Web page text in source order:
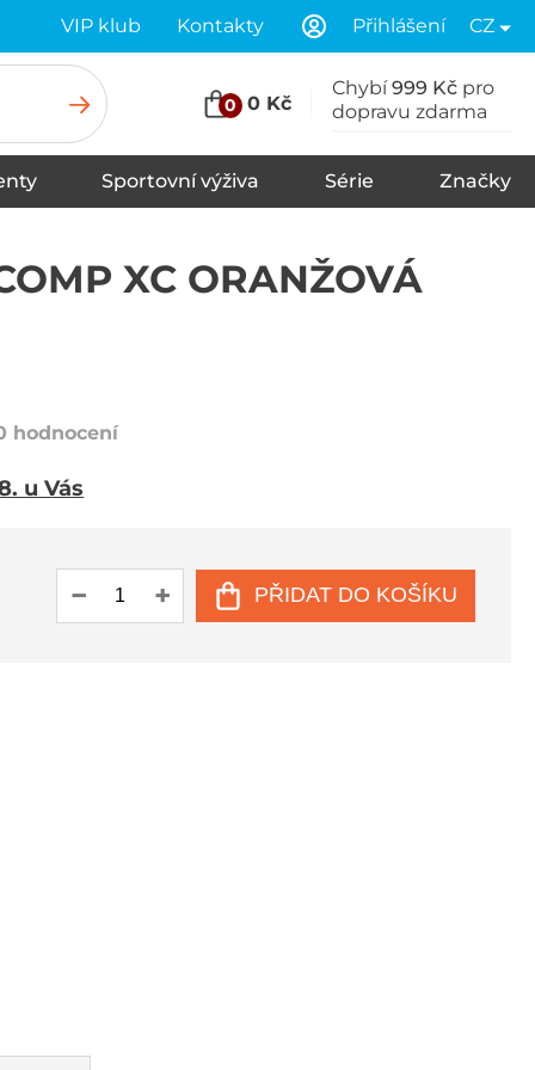
VIP klub Kontakty Přihlášení CZ
0 0 Kč
Chybí999 Kč pro
dopravu zdarma
Sportovní výživa Série Značky
XC ORANŽOVÁ
hodnocení
u Vás
PŘIDAT DO KOŠÍKU